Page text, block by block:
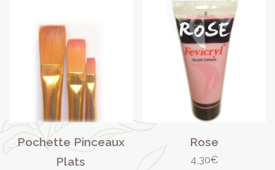
Pochette Pinceaux
Plats
Rose
4,30€